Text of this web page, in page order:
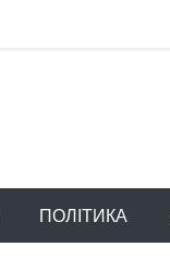
ПОЛІТИКА